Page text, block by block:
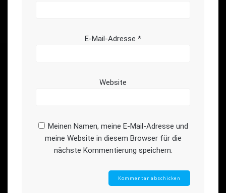
E-Mail-Adresse *
Website
Meinen Namen, meine E-Mail-Adresse und
meine Website in diesem Browser für die
nächste Kommentierung speichern.